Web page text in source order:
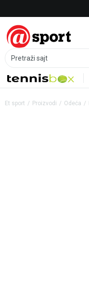
Pretraži sajt
Et sport Proizvodi Odeća